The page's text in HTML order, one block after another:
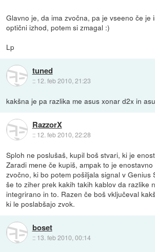
Glavno je, da ima zvočna, pa je vseeno če je
optični izhod, potem si zmagal :)
Lp
tuned
:: 12. feb 2010, 21:23
kakšna je pa razlika me asus xonar d2x in
RazzorX
:: 12. feb 2010, 22:28
Sploh ne poslušaš, kupil boš stvari, ki je
Zaradi mene če kupiš, ampak to je
zvočno, ki bo potem pošiljala signal v Genius
še to ziher prek kakih takih kablov da razlike
integrirano in to. Razen če boš vključeval
ki le poslabšajo zvok.
boset
:: 13. feb 2010, 00:14